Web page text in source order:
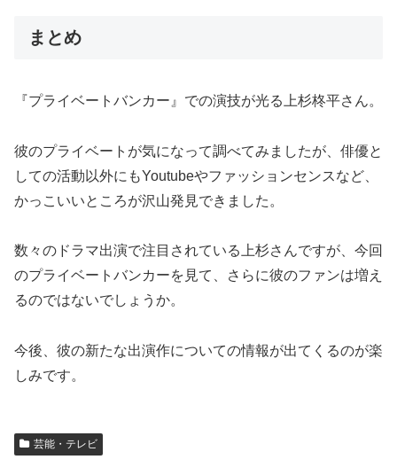
まとめ
『プライベートバンカー』での演技が光る上杉柊平さん。
彼のプライベートが気になって調べてみましたが、俳優と
しての活動以外にもYoutubeやファッションセンスなど、
かっこいいところが沢山発見できました。
数々のドラマ出演で注目されている上杉さんですが、今回
のプライベートバンカーを見て、さらに彼のファンは増え
るのではないでしょうか。
今後、彼の新たな出演作についての情報が出てくるのが楽
しみです。
芸能・テレビ